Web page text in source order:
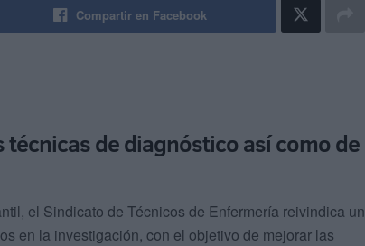
Compartir en Facebook
de diagnóstico así como de
el Sindicato de Técnicos de Enfermería reivindica un
en la investigación, con el objetivo de mejorar las